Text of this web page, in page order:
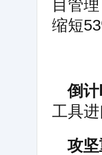
目管
缩短
倒
工具
攻